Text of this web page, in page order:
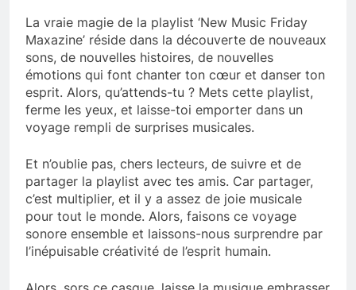
La vraie magie de la playlist ‘New Music Friday
Maxazine’ réside dans la découverte de nouveaux
sons, de nouvelles histoires, de nouvelles
émotions qui font chanter ton cœur et danser ton
esprit. Alors, qu’attends-tu ? Mets cette playlist,
ferme les yeux, et laisse-toi emporter dans un
voyage rempli de surprises musicales.
Et n’oublie pas, chers lecteurs, de suivre et de
partager la playlist avec tes amis. Car partager,
c’est multiplier, et il y a assez de joie musicale
pour tout le monde. Alors, faisons ce voyage
sonore ensemble et laissons-nous surprendre par
l’inépuisable créativité de l’esprit humain.